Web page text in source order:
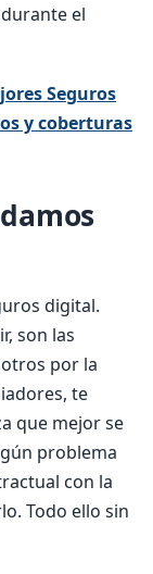
el
Seguros
y coberturas
digital.
son las
por la
te
que mejor se
problema
con la
Todo ello sin